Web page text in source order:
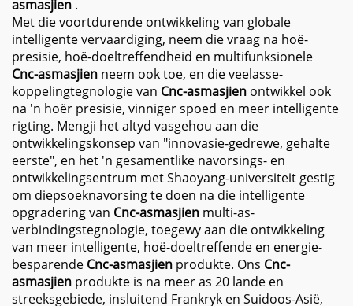
asmasjien .
Met die voortdurende ontwikkeling van globale
intelligente vervaardiging, neem die vraag na hoë-
presisie, hoë-doeltreffendheid en multifunksionele
Cnc-asmasjien neem ook toe, en die veelasse-
koppelingtegnologie van Cnc-asmasjien ontwikkel ook
na 'n hoër presisie, vinniger spoed en meer intelligente
rigting. Mengji het altyd vasgehou aan die
ontwikkelingskonsep van "innovasie-gedrewe, gehalte
eerste", en het 'n gesamentlike navorsings- en
ontwikkelingsentrum met Shaoyang-universiteit gestig
om diepsoeknavorsing te doen na die intelligente
opgradering van Cnc-asmasjien multi-as-
verbindingstegnologie, toegewy aan die ontwikkeling
van meer intelligente, hoë-doeltreffende en energie-
besparende Cnc-asmasjien produkte. Ons Cnc-
asmasjien produkte is na meer as 20 lande en
streeksgebiede, insluitend Frankryk en Suidoos-Asië,